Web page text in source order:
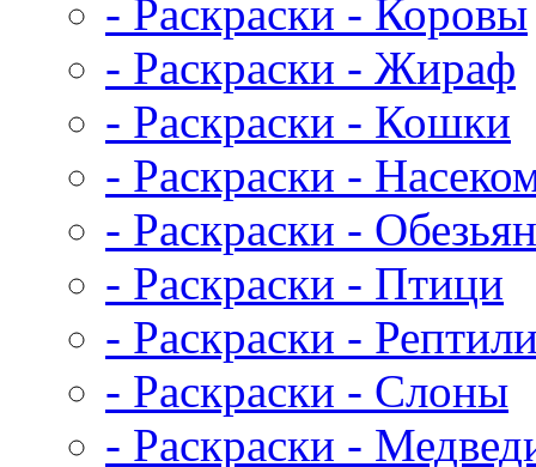
- Раскраски - Коровы
- Раскраски - Жираф
- Раскраски - Кошки
- Раскраски -
- Раскраски -
- Раскраски - Птици
- Раскраски -
- Раскраски - Слоны
- Раскраски -